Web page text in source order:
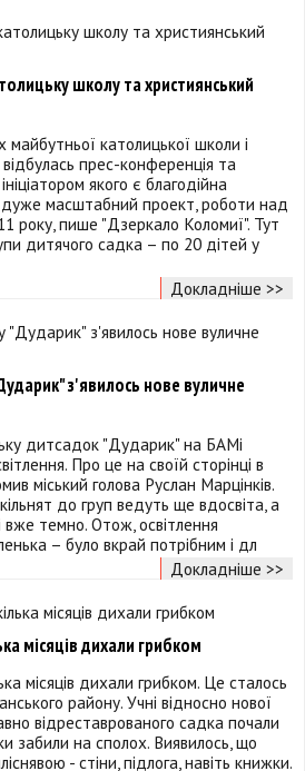
школу та християнський
католицької школи і
прес-конференція та
якого є благодійна
дуже масштабний проект, роботи над
року, пише "Дзеркало Коломиї". Тут
дитячого садка – по 20 дітей у
Докладніше >>
з'явилось нове вуличне
дитсадок "Дударик" на БАМі
Про це на своїй сторінці в
міський голова Руслан Марцінків.
до груп ведуть ще вдосвіта, а
темно. Отож, освітлення
– було вкрай потрібним і дл
Докладніше >>
місяців дихали грибком
місяців дихали грибком. Це сталось
району. Учні відносно нової
відреставрованого садка почали
забили на сполох. Виявилось, що
- стіни, підлога, навіть книжки.